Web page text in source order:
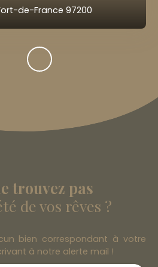
de-France 97200
trouvez pas
de vos rêves ?
bien correspondant à votre
à notre alerte mail !